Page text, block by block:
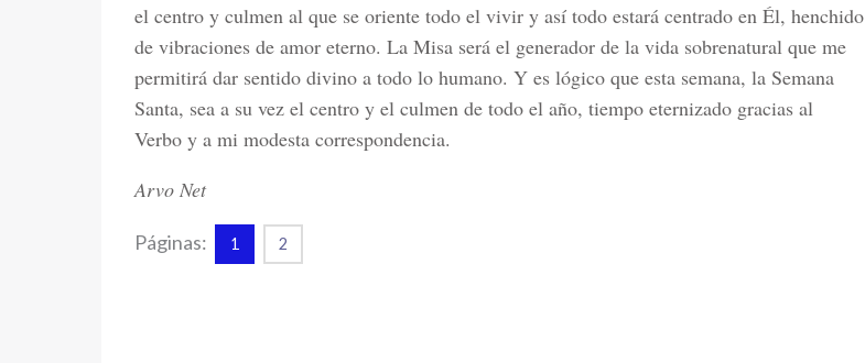
el centro y culmen al que se oriente todo el vivir y así todo estará centrado en Él, henchido
de vibraciones de amor eterno. La Misa será el generador de la vida sobrenatural que me
permitirá dar sentido divino a todo lo humano. Y es lógico que esta semana, la Semana
Santa, sea a su vez el centro y el culmen de todo el año, tiempo eternizado gracias al
Verbo y a mi modesta correspondencia.
Arvo Net
Páginas: 1 2